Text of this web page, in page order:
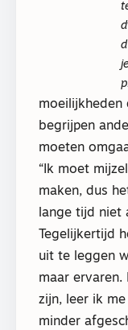
moeilijkheden
begrijpen
moeten
“Ik moet
maken, dus
lange tijd niet
Tegelijkertijd
uit te leggen
maar
zijn, leer ik
minder